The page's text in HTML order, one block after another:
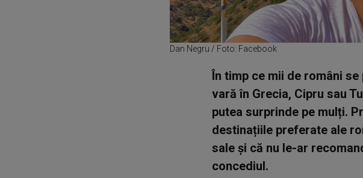
Dan Negru / Foto: Facebook
În timp ce mii de români
vară în Grecia, Cipru sau
putea surprinde pe mulți.
destinațiile preferate ale
sale și că nu le-ar
concediul.